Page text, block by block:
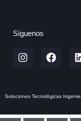
Síguenos
Soluciones Tecnológicas